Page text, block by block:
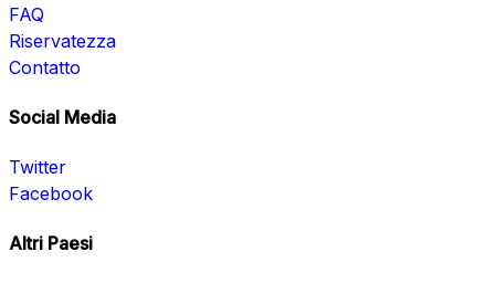
FAQ
Riservatezza
Contatto
Social Media
Twitter
Facebook
Altri Paesi